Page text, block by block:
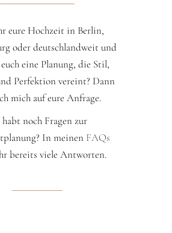
eure Hochzeit in Berlin,
oder deutschlandweit und
eine Planung, die Stil,
Perfektion vereint? Dann
mich auf eure Anfrage.
noch Fragen zur
In meinen FAQs
bereits viele Antworten.